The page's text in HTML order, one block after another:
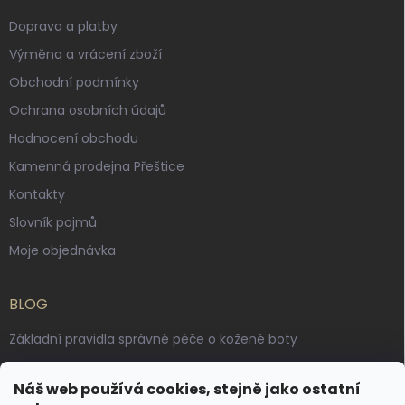
Náš web používá cookies, stejně jako ostatní
Doprava a platby
Výměna a vrácení zboží
Obchodní podmínky
Ochrana osobních údajů
Hodnocení obchodu
Kamenná prodejna Přeštice
Kontakty
Slovník pojmů
Moje objednávka
BLOG
Základní pravidla správné péče o kožené boty